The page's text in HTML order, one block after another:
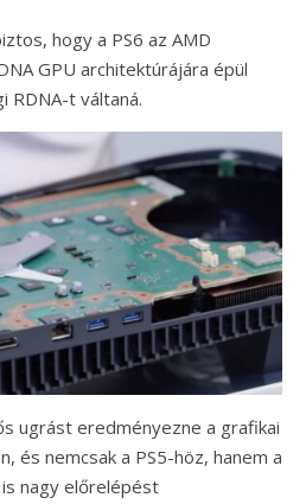
hogy a PS6 az AMD
GPU architektúrájára épül
RDNA-t váltaná.
ugrást eredményezne a grafikai
és nemcsak a PS5-höz, hanem a
nagy előrelépést